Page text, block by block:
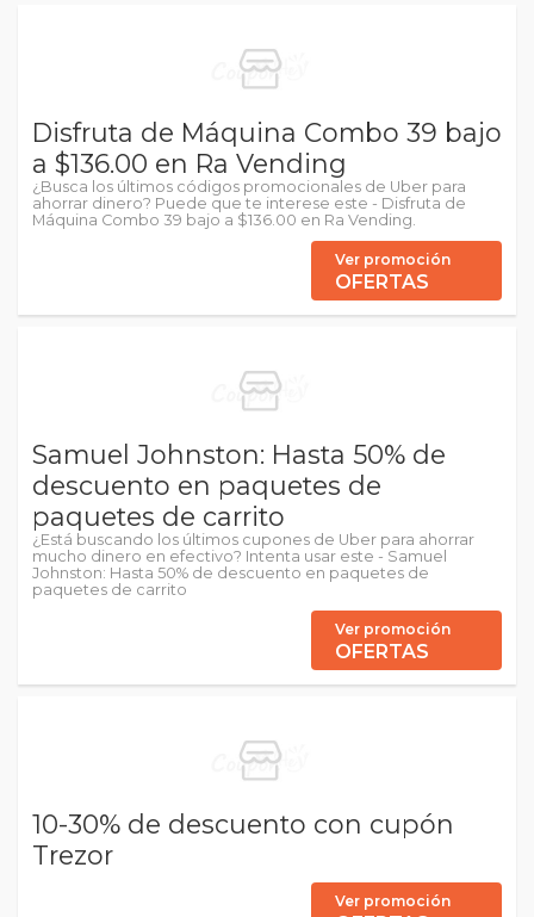
Disfruta de Máquina Combo 39 bajo
a $136.00 en Ra Vending
¿Busca los últimos códigos promocionales de Uber para
ahorrar dinero? Puede que te interese este - Disfruta de
Máquina Combo 39 bajo a $136.00 en Ra Vending.
Ver promoción
OFERTAS
Samuel Johnston: Hasta 50% de
descuento en paquetes de
paquetes de carrito
¿Está buscando los últimos cupones de Uber para ahorrar
mucho dinero en efectivo? Intenta usar este - Samuel
Johnston: Hasta 50% de descuento en paquetes de
paquetes de carrito
Ver promoción
OFERTAS
10-30% de descuento con cupón
Trezor
Ver promoción